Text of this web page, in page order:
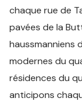
chaque rue de
pavées de la
haussmanniens
modernes du
résidences du
anticipons